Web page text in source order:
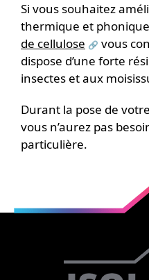
Si vous souhaitez
thermique et
de cellulose
vous
dispose d’une forte
insectes et aux
Durant la pose de votre
vous n’aurez pas
particulière.